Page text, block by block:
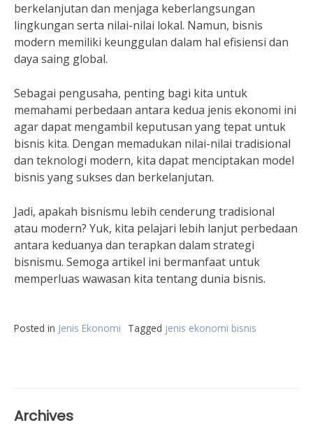
berkelanjutan dan menjaga keberlangsungan
lingkungan serta nilai-nilai lokal. Namun, bisnis
modern memiliki keunggulan dalam hal efisiensi dan
daya saing global.
Sebagai pengusaha, penting bagi kita untuk
memahami perbedaan antara kedua jenis ekonomi ini
agar dapat mengambil keputusan yang tepat untuk
bisnis kita. Dengan memadukan nilai-nilai tradisional
dan teknologi modern, kita dapat menciptakan model
bisnis yang sukses dan berkelanjutan.
Jadi, apakah bisnismu lebih cenderung tradisional
atau modern? Yuk, kita pelajari lebih lanjut perbedaan
antara keduanya dan terapkan dalam strategi
bisnismu. Semoga artikel ini bermanfaat untuk
memperluas wawasan kita tentang dunia bisnis.
Posted in Jenis Ekonomi Tagged jenis ekonomi bisnis
Archives